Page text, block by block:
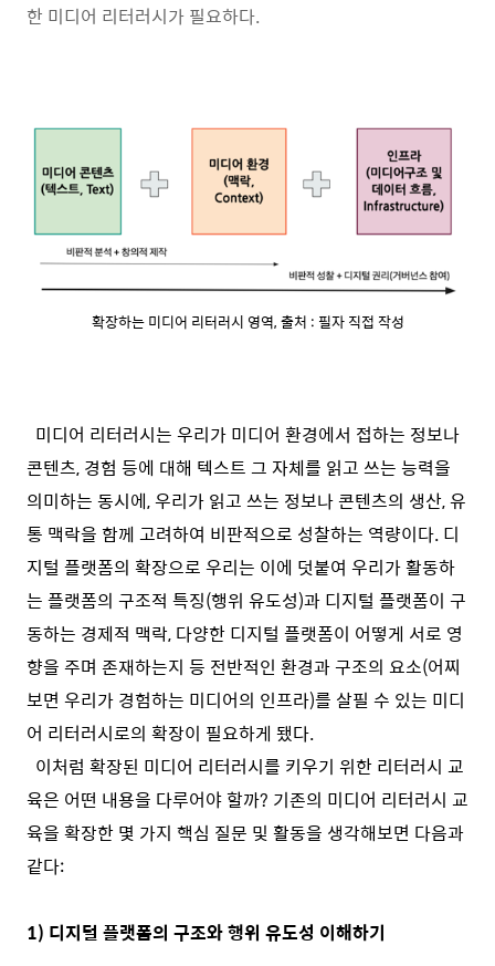
한 미디어 리터러시가 필요하다.
확장하는 미디어 리터러시 영역, 출처 : 필자 직접 작성
미디어 리터러시는 우리가 미디어 환경에서 접하는 정보나
콘텐츠, 경험 등에 대해 텍스트 그 자체를 읽고 쓰는 능력을
의미하는 동시에, 우리가 읽고 쓰는 정보나 콘텐츠의 생산, 유
통 맥락을 함께 고려하여 비판적으로 성찰하는 역량이다. 디
지털 플랫폼의 확장으로 우리는 이에 덧붙여 우리가 활동하
는 플랫폼의 구조적 특징(행위 유도성)과 디지털 플랫폼이 구
동하는 경제적 맥락, 다양한 디지털 플랫폼이 어떻게 서로 영
향을 주며 존재하는지 등 전반적인 환경과 구조의 요소(어찌
보면 우리가 경험하는 미디어의 인프라)를 살필 수 있는 미디
어 리터러시로의 확장이 필요하게 됐다.
이처럼 확장된 미디어 리터러시를 키우기 위한 리터러시 교
육은 어떤 내용을 다루어야 할까? 기존의 미디어 리터러시 교
육을 확장한 몇 가지 핵심 질문 및 활동을 생각해보면 다음과
같다:
1) 디지털 플랫폼의 구조와 행위 유도성 이해하기